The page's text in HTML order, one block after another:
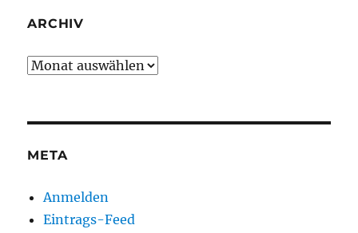
ARCHIV
Archiv
META
Anmelden
Eintrags-Feed